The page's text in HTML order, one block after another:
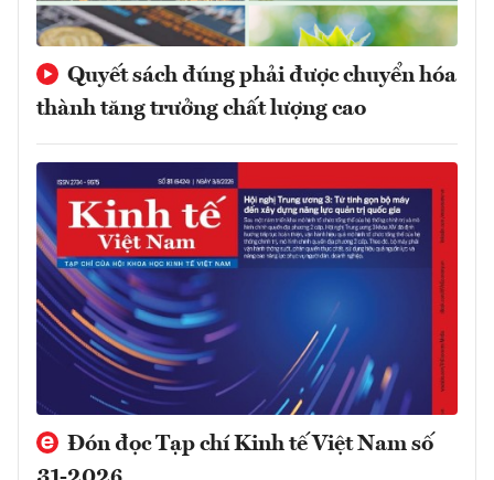
Quyết sách đúng phải được chuyển hóa
thành tăng trưởng chất lượng cao
Đón đọc Tạp chí Kinh tế Việt Nam số